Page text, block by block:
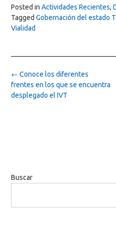
Posted in Actividades Recientes,
Tagged Gobernación del estado
Vialidad
Post
navigation
← Conoce los diferentes
frentes en los que se encuentra
desplegado el IVT
Buscar